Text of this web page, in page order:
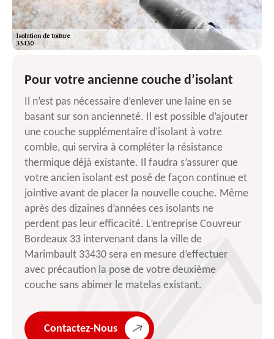
Pour votre ancienne couche d’isolant
Il n’est pas nécessaire d’enlever une laine en se
basant sur son ancienneté. Il est possible d’ajouter
une couche supplémentaire d’isolant à votre
comble, qui servira à compléter la résistance
thermique déjà existante. Il faudra s’assurer que
votre ancien isolant est posé de façon continue et
jointive avant de placer la nouvelle couche. Même
après des dizaines d’années ces isolants ne
perdent pas leur efficacité. L’entreprise Couvreur
Bordeaux 33 intervenant dans la ville de
Marimbault 33430 sera en mesure d’effectuer
avec précaution la pose de votre deuxième
couche sans abimer le matelas existant.
Contactez-Nous